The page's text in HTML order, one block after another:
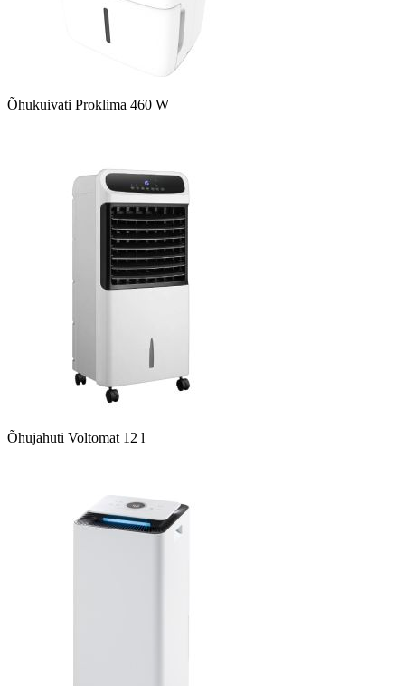
Õhukuivati Proklima 460 W
Õhujahuti Voltomat 12 l